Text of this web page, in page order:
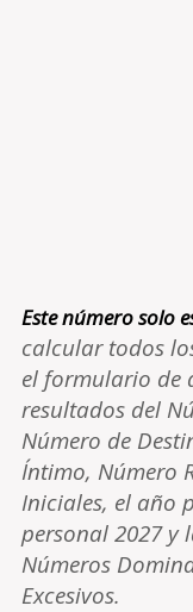
Este número solo
calcular todos
el formulario de
resultados del
Número de
Íntimo, Número
Iniciales, el año
personal 2027 y
Números
Excesivos.